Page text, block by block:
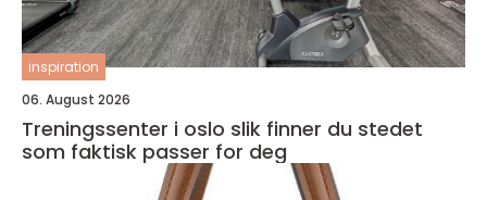
inspiration
06. August 2026
Treningssenter i oslo slik finner du stedet
som faktisk passer for deg